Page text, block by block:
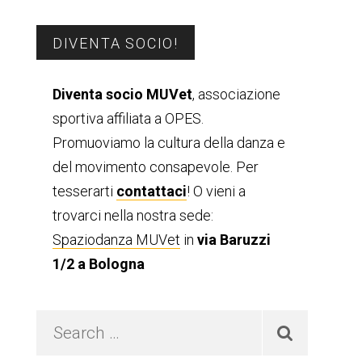
Barra
laterale
primaria
DIVENTA SOCIO!
Diventa socio MUVet, associazione
sportiva affiliata a OPES.
Promuoviamo la cultura della danza e
del movimento consapevole. Per
tesserarti contattaci! O vieni a
trovarci nella nostra sede:
Spaziodanza MUVet in via Baruzzi
1/2 a Bologna